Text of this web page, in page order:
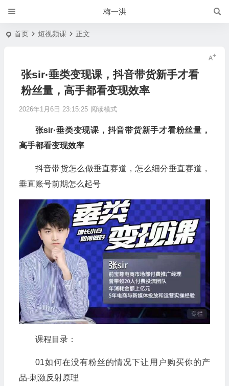
梅一洪
首页 短视频课 正文
张sir·垂类变现课，抖音带货新手才看
粉丝量，高手都看变现效率
2026年1月6日 23:15:25 阅读模式
张sir·垂类变现课，抖音带货新手才看粉丝量，
高手都看变现效率
抖音带货怎么做垂直赛道，怎么细分垂直赛道，
垂直账号前期怎么起号
课程目录：
01如何在没有粉丝的情况下让用户购买你的产
品-刺激反射原理